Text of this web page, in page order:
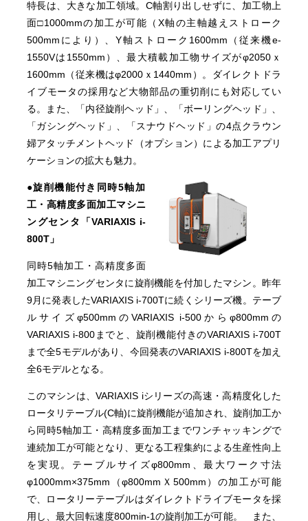
特長は、大きな加工領域。C軸割り出しせずに、加工物上
面□1000mmの加工が可能（X軸の主軸越えストローク
500mmにより）、Y軸ストローク1600mm（従来機e-
1550Vは1550mm）、最大積載加工物サイズがφ2050ｘ
1600mm（従来機はφ2000ｘ1440mm）。ダイレクトドラ
イブモータの採用など大物部品の重切削にも対応してい
る。また、「内径旋削ヘッド」、「ボーリングヘッド」、
「ガシングヘッド」、「スナウドヘッド」の4点クラウン
婦アタッチメントヘッド（オプション）による加工アプリ
ケーションの拡大も魅力。
●旋削機能付き同時5軸加
工・高精度多面加工マシニ
ングセンタ「VARIAXIS i-
800T」
同時5軸加工・高精度多面
加工マシニングセンタに旋削機能を付加したマシン。昨年
9月に発表したVARIAXIS i-700Tに続くシリーズ機。テーブ
ルサイズφ500mmのVARIAXIS i-500からφ800mmの
VARIAXIS i-800までと、旋削機能付きのVARIAXIS i-700T
まで全5モデルがあり、今回発表のVARIAXIS i-800Tを加え
全6モデルとなる。
このマシンは、VARIAXIS iシリーズの高速・高精度化した
ロータリテーブル(C軸)に旋削機能が追加され、旋削加工か
ら同時5軸加工・高精度多面加工までワンチャッキングで
連続加工が可能となり、更なる工程集約による生産性向上
を実現。テーブルサイズφ800mm、最大ワーク寸法
φ1000mm×375mm（φ800mmＸ500mm）の加工が可能
で、ロータリーテーブルはダイレクトドライブモータを採
用し、最大回転速度800min-1の旋削加工が可能。 また、